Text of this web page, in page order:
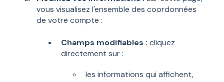
vous visualisez l'ensemble des coordonnées
de votre compte :
Champs modifiables : cliquez
directement sur :
les informations qui affichent,